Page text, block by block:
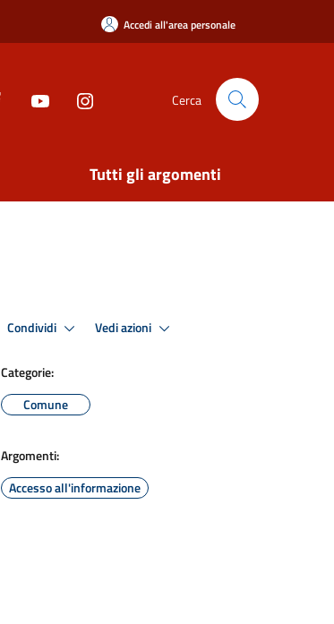
Accedi all'area personale
Cerca
Tutti gli argomenti
Condividi Vedi azioni
Categorie:
Comune
Argomenti:
Accesso all'informazione